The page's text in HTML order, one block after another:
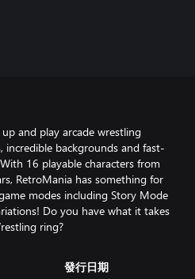
and play arcade wrestling
backgrounds and fast-
16 playable characters from
RetroMania has something for
modes including Story Mode
Do you have what it takes
ring?
發行日期